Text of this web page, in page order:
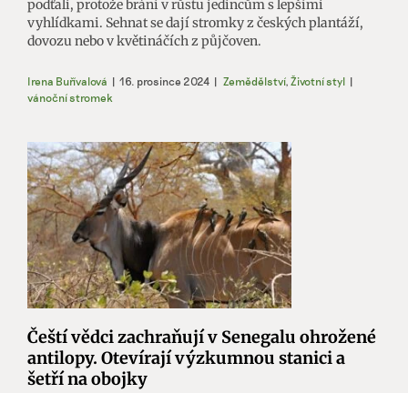
podťali, protože brání v růstu jedincům s lepšími
vyhlídkami. Sehnat se dají stromky z českých plantáží,
dovozu nebo v květináčích z půjčoven.
Irena Buřívalová | 16. prosince 2024 | Zemědělství, Životní styl |
vánoční stromek
Čeští vědci zachraňují v Senegalu ohrožené
antilopy. Otevírají výzkumnou stanici a
šetří na obojky